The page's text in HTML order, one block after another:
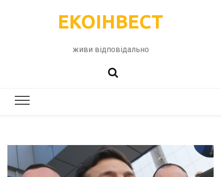
ЕКОІНВЕСТ
живи відповідально